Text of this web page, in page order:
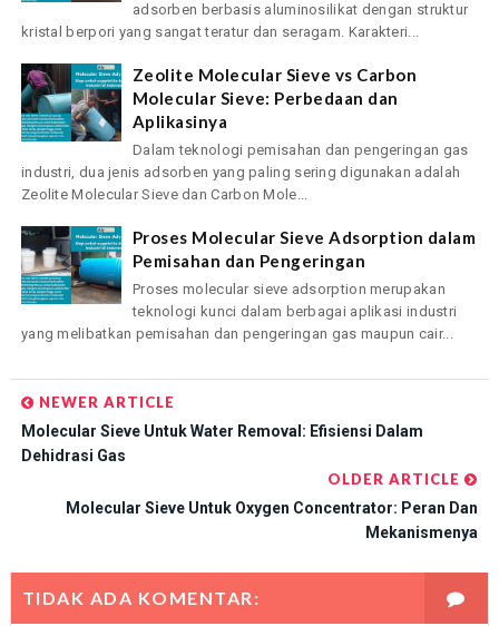
adsorben berbasis aluminosilikat dengan struktur
kristal berpori yang sangat teratur dan seragam. Karakteri...
Zeolite Molecular Sieve vs Carbon
Molecular Sieve: Perbedaan dan
Aplikasinya
Dalam teknologi pemisahan dan pengeringan gas
industri, dua jenis adsorben yang paling sering digunakan adalah
Zeolite Molecular Sieve dan Carbon Mole...
Proses Molecular Sieve Adsorption dalam
Pemisahan dan Pengeringan
Proses molecular sieve adsorption merupakan
teknologi kunci dalam berbagai aplikasi industri
yang melibatkan pemisahan dan pengeringan gas maupun cair...
NEWER ARTICLE
Molecular Sieve Untuk Water Removal: Efisiensi Dalam
Dehidrasi Gas
OLDER ARTICLE
Molecular Sieve Untuk Oxygen Concentrator: Peran Dan
Mekanismenya
TIDAK ADA KOMENTAR: